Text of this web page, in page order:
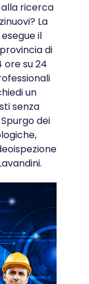
alla ricerca
La
il
di
ore su 24
un
senza
dei